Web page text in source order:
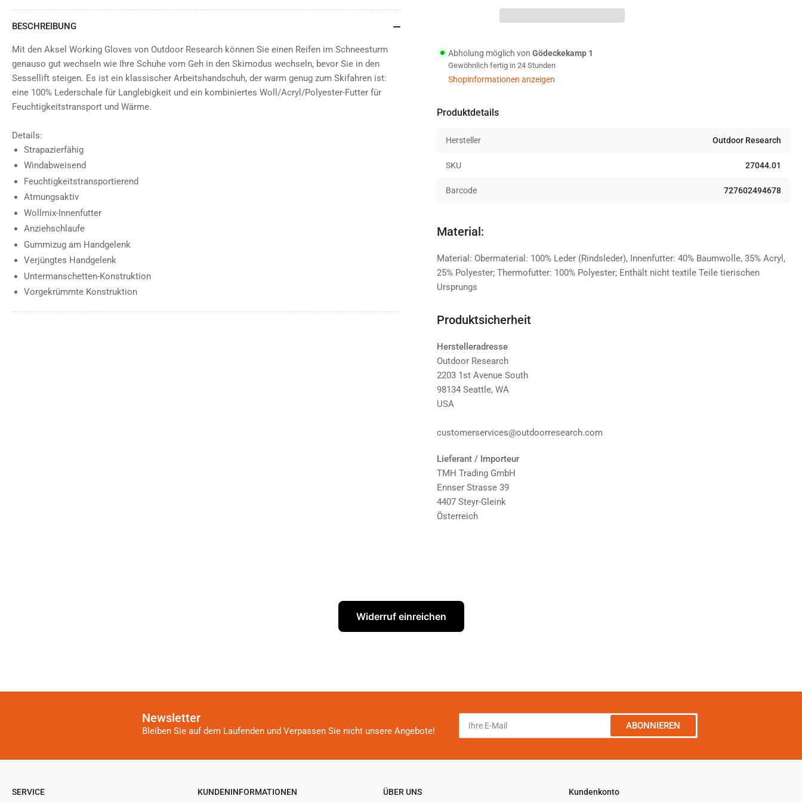
Winterhandschuh
natural
Research
Aksel
Winterhandschuh
natural
Abholung möglich von Gödeckekamp 1
Gewöhnlich fertig in 24 Stunden
Shopinformationen anzeigen
Produktdetails
Hersteller Outdoor Research
SKU 27044.01
Barcode 727602494678
Material:
Material: Obermaterial: 100% Leder (Rindsleder), Innenfutter: 40% Baumwolle, 35% Acryl,
25% Polyester; Thermofutter: 100% Polyester; Enthält nicht textile Teile tierischen
Ursprungs
Produktsicherheit
Herstelleradresse
Outdoor Research
2203 1st Avenue South
98134 Seattle, WA
USA
customerservices@outdoorresearch.com
Lieferant / Importeur
TMH Trading GmbH
Ennser Strasse 39
4407 Steyr-Gleink
Österreich
BESCHREIBUNG
Mit den Aksel Working Gloves von Outdoor Research können Sie einen Reifen im Schneesturm
genauso gut wechseln wie Ihre Schuhe vom Geh in den Skimodus wechseln, bevor Sie in den
Sessellift steigen. Es ist ein klassischer Arbeitshandschuh, der warm genug zum Skifahren ist:
eine 100% Lederschale für Langlebigkeit und ein kombiniertes Woll/Acryl/Polyester-Futter für
Feuchtigkeitstransport und Wärme.
Details:
Strapazierfähig
Windabweisend
Feuchtigkeitstransportierend
Atmungsaktiv
Wollmix-Innenfutter
Anziehschlaufe
Gummizug am Handgelenk
Verjüngtes Handgelenk
Untermanschetten-Konstruktion
Vorgekrümmte Konstruktion
Widerruf einreichen
Newsletter
Bleiben Sie auf dem Laufenden und Verpassen Sie nicht unsere Angebote!
Ihre
Mail
ABONNIEREN
SERVICE KUNDENINFORMATIONEN ÜBER UNS Kundenkonto